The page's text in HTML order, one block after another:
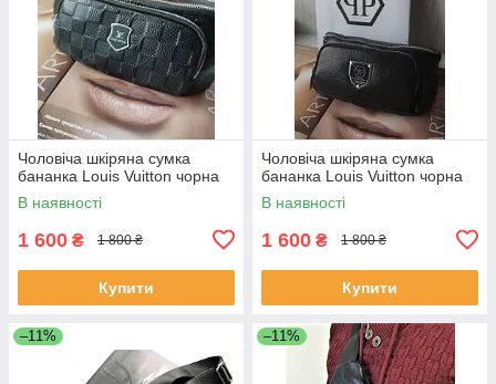
Чоловіча шкіряна сумка
бананка Louis Vuitton чорна
В наявності
1 600 ₴ 1 800 ₴
Купити
Чоловіча шкіряна сумка
бананка Louis Vuitton чорна
В наявності
1 600 ₴ 1 800 ₴
Купити
–11% –11%